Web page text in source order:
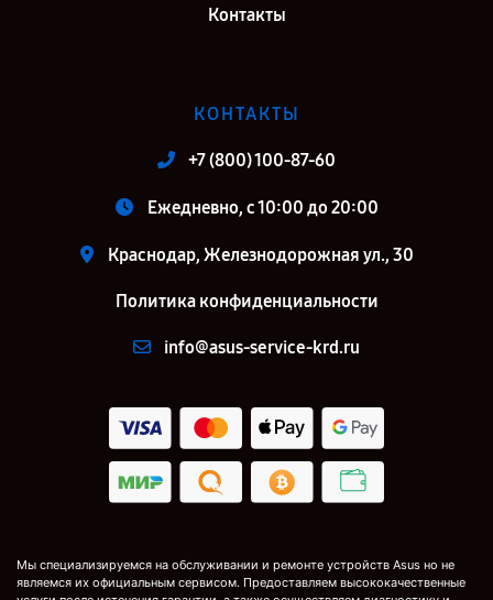
Контакты
КОНТАКТЫ
+7 (800) 100-87-60
Ежедневно, с 10:00 до 20:00
Краснодар, Железнодорожная ул., 30
Политика конфиденциальности
info@asus-service-krd.ru
Мы специализируемся на обслуживании и ремонте устройств Asus но не
являемся их официальным сервисом. Предоставляем высококачественные